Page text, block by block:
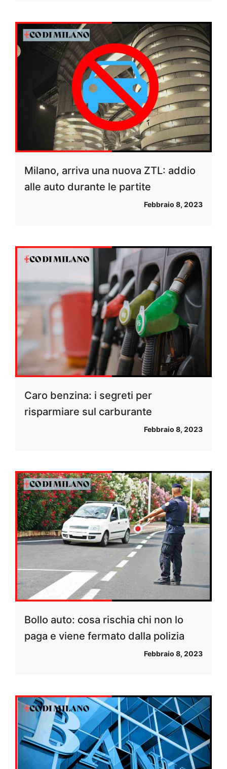
Milano, arriva una nuova ZTL: addio
alle auto durante le partite
Febbraio 8, 2023
Caro benzina: i segreti per
risparmiare sul carburante
Febbraio 8, 2023
Bollo auto: cosa rischia chi non lo
paga e viene fermato dalla polizia
Febbraio 8, 2023